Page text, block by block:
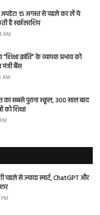
अपडेट! 15 अगस्त से पहले कर लें ये
है स्कॉलरशिप
AM
क्रांति” के व्यापक प्रभाव को
मंत्री बैंस
AM
का सबसे पुराना स्कूल, 300 साल बाद
को शिक्षा
पहले से ज्यादा स्मार्ट, ChatGPT और